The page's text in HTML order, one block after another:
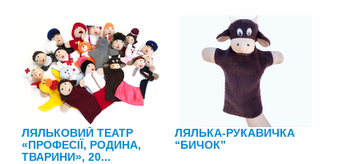
ЛЯЛЬКОВИЙ ТЕАТР
«ПРОФЕСІЇ, РОДИНА,
ТВАРИНИ», 20...
ЛЯЛЬКА-РУКАВИЧКА
“БИЧОК”